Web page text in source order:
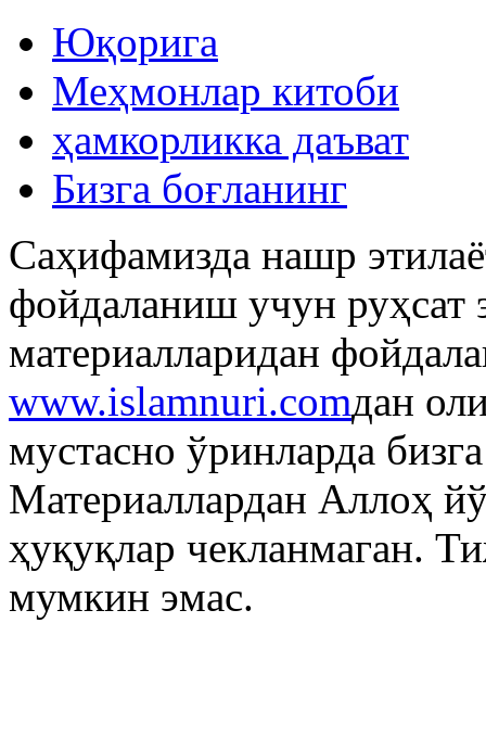
Юқорига
Меҳмонлар китоби
ҳамкорликка даъват
Бизга боғланинг
Саҳифамизда нашр
фойдаланиш учун руҳсат
материалларидан
www.islamnuri.comдан
мустасно ўринларда
Материаллардан Аллоҳ
ҳуқуқлар чекланмаган.
мумкин эмас.